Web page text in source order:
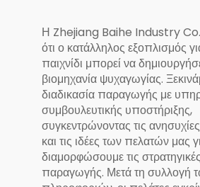
εξωτερικόύς
χώρους
Η Zhejiang Baihe Industry Co.,
ότι ο κατάλληλος εξοπλισμός
παιχνίδι μπορεί να
βιομηχανία ψυχαγωγίας.
διαδικασία παραγωγής με
συμβουλευτικής υποστήριξης,
συγκεντρώνοντας τις
και τις ιδέες των πελατών μας
διαμορφώσουμε τις
παραγωγής. Μετά τη συλλογή